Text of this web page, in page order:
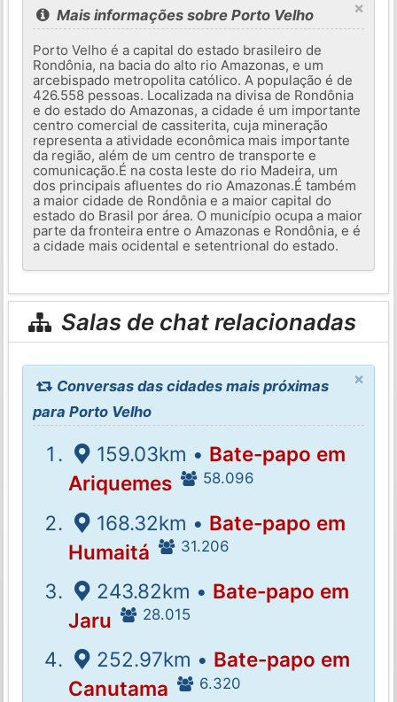
×
Mais informações sobre Porto Velho
Porto Velho é a capital do estado brasileiro de
Rondônia, na bacia do alto rio Amazonas, e um
arcebispado metropolita católico. A população é de
426.558 pessoas. Localizada na divisa de Rondônia
e do estado do Amazonas, a cidade é um importante
centro comercial de cassiterita, cuja mineração
representa a atividade econômica mais importante
da região, além de um centro de transporte e
comunicação.É na costa leste do rio Madeira, um
dos principais afluentes do rio Amazonas.É também
a maior cidade de Rondônia e a maior capital do
estado do Brasil por área. O município ocupa a maior
parte da fronteira entre o Amazonas e Rondônia, e é
a cidade mais ocidental e setentrional do estado.
Salas de chat relacionadas
×
Conversas das cidades mais próximas
para Porto Velho
159.03km • Bate-papo em
Ariquemes
58.096
168.32km • Bate-papo em
Humaitá
31.206
243.82km • Bate-papo em
Jaru
28.015
252.97km • Bate-papo em
Canutama
6.320